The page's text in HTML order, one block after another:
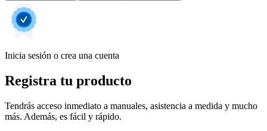
Inicia sesión o crea una cuenta
Registra tu producto
Tendrás acceso inmediato a manuales, asistencia a medida y mucho
más. Además, es fácil y rápido.